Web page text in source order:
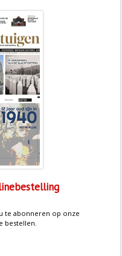
te abonneren op onze
bestellen.